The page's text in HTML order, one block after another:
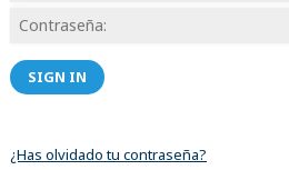
SIGN IN
¿Has olvidado tu contraseña?